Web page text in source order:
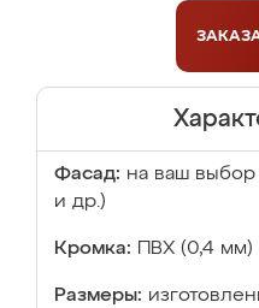
Фасад: на ваш
и др.)
Кромка: ПВХ (0,4 мм)
Размеры: